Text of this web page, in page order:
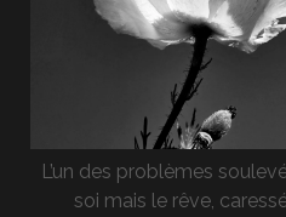
L’un des problèmes
soi mais le rêve,